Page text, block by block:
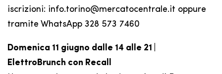
iscrizioni: info.torino@mercatocentrale.it oppure
tramite WhatsApp 328 573 7460
Domenica 11 giugno dalle 14 alle 21 |
ElettroBrunch con Recall